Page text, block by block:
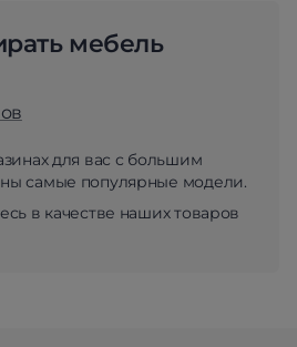
мебель
для вас с большим
самые популярные модели.
в качестве наших товаров